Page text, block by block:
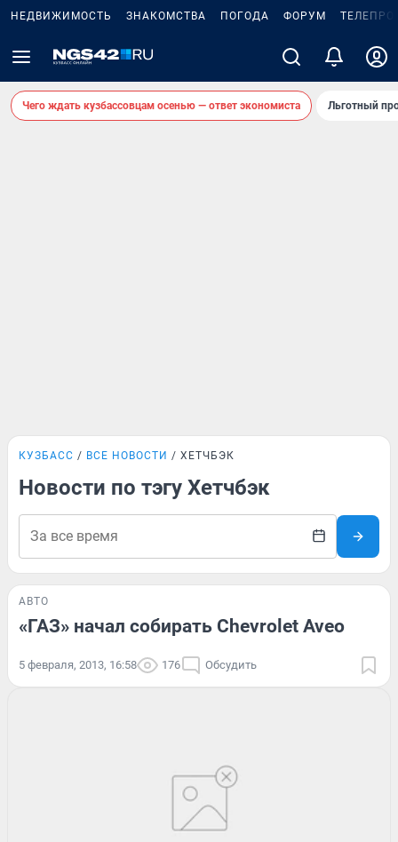
НЕДВИЖИМОСТЬ ЗНАКОМСТВА ПОГОДА ФОРУМ
Чего ждать кузбассовцам осенью — ответ экономиста Льготный
КУЗБАСС ВСЕ НОВОСТИ ХЕТЧБЭК
Новости по тэгу Хетчбэк
АВТО
«ГАЗ» начал собирать Chevrolet Aveo
5 февраля, 2013, 16:58 176 Обсудить